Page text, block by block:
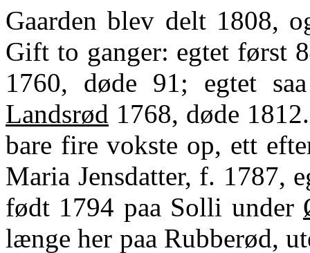
Gaarden blev delt 1808,
Gift to ganger: egtet først
1760, døde 91; egtet
Landsrød 1768, døde
bare fire vokste op, ett
Maria Jensdatter, f. 1787,
født 1794 paa Solli under
længe her paa Rubberød,